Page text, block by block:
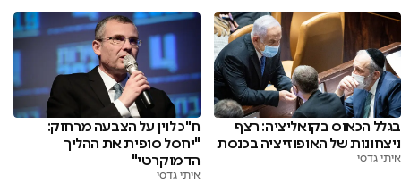
בגלל הכאוס בקואליציה: רצף
ניצחונות של האופוזיציה בכנסת
איתי גדסי
ח"כ לוין על הצבעה מרחוק:
"יחסל סופית את ההליך
הדמוקרטי"
איתי גדסי